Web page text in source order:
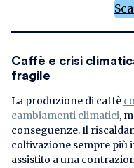
Caffè e crisi
fragile
La produzione di caffè
cambiamenti climatici,
conseguenze. Il
coltivazione sempre più
assistito a una